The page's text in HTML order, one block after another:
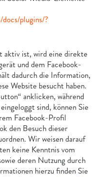
plugins/?
aktiv ist, wird eine direkte
und dem Facebook-
dadurch die Information,
Website besucht haben.
anklicken, während
sind, können Sie
Facebook-Profil
den Besuch dieser
Wir weisen darauf
keine Kenntnis vom
deren Nutzung durch
hierzu finden Sie